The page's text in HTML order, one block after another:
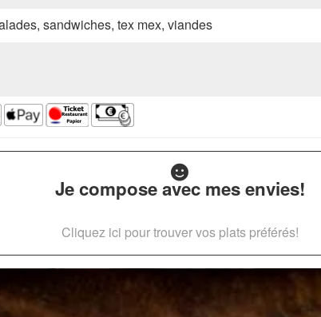
sandwiches, tex mex, viandes
Je compose avec mes envies!
Cliquez ici pour trouver vos plats préférés!